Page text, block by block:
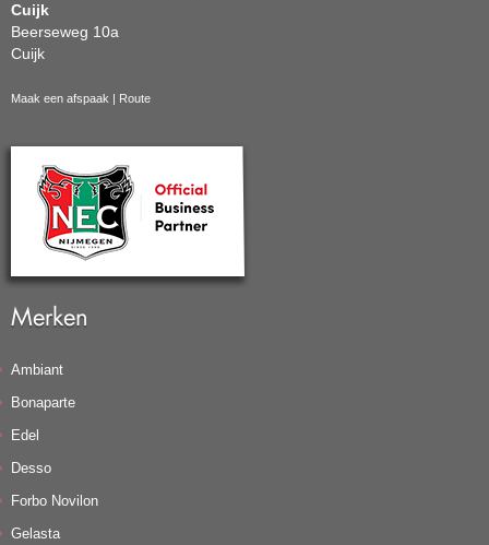
Cuijk
Beerseweg 10a
Cuijk
Maak een afspaak Route
Merken
Ambiant
Bonaparte
Edel
Desso
Forbo Novilon
Gelasta